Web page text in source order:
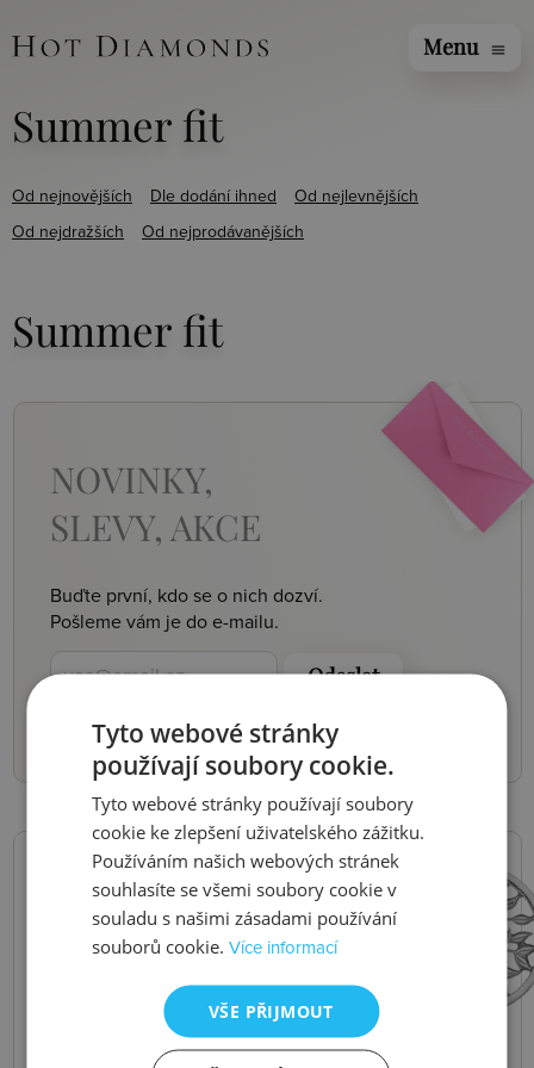
Menu menu
Summer fit
Od nejnovějších Dle dodání ihned Od nejlevnějších
Od nejdražších Od nejprodávanějších
Summer fit
NOVINKY,
SLEVY, AKCE
Buďte první, kdo se o nich dozví.
Pošleme vám je do e-mailu.
Odeslat
ÚČET
HOT DIAMONDS
Přihlaste se k účtu Hot Diamonds a získejte
slevy a výhody členství.
Tyto webové stránky
používají soubory cookie.
Tyto webové stránky používají soubory
cookie ke zlepšení uživatelského zážitku.
Používáním našich webových stránek
souhlasíte se všemi soubory cookie v
souladu s našimi zásadami používání
souborů cookie.Více informací
VŠE PŘIJMOUT